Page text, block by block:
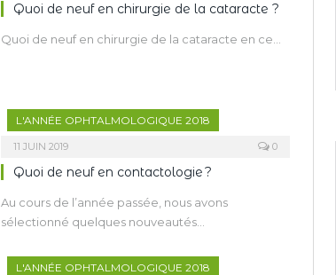
Quoi de neuf en chirurgie de la cataracte ?
Quoi de neuf en chirurgie de la cataracte en ce…
L'ANNÉE OPHTALMOLOGIQUE 2018
11 JUIN 2019 0
Quoi de neuf en contactologie ?
Au cours de l’année passée, nous avons
sélectionné quelques nouveautés…
L'ANNÉE OPHTALMOLOGIQUE 2018